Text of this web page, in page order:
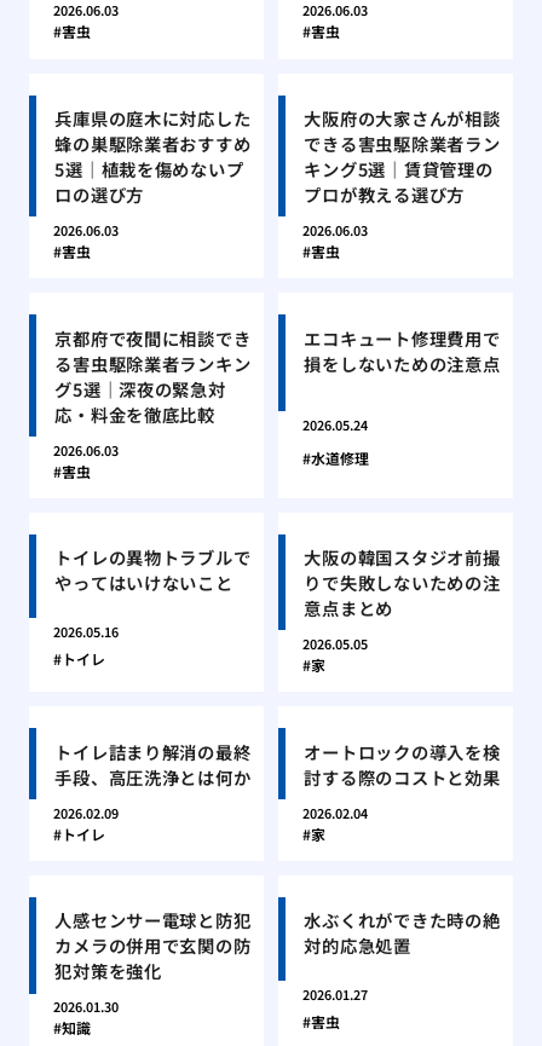
2026.06.03
害虫
2026.06.03
害虫
兵庫県の庭木に対応した
蜂の巣駆除業者おすすめ
5選｜植栽を傷めないプ
ロの選び方
2026.06.03
害虫
大阪府の大家さんが相談
できる害虫駆除業者ラン
キング5選｜賃貸管理の
プロが教える選び方
2026.06.03
害虫
京都府で夜間に相談でき
る害虫駆除業者ランキン
グ5選｜深夜の緊急対
応・料金を徹底比較
2026.06.03
害虫
エコキュート修理費用で
損をしないための注意点
2026.05.24
水道修理
トイレの異物トラブルで
やってはいけないこと
2026.05.16
トイレ
大阪の韓国スタジオ前撮
りで失敗しないための注
意点まとめ
2026.05.05
家
トイレ詰まり解消の最終
手段、高圧洗浄とは何か
2026.02.09
トイレ
オートロックの導入を検
討する際のコストと効果
2026.02.04
家
人感センサー電球と防犯
カメラの併用で玄関の防
犯対策を強化
2026.01.30
知識
水ぶくれができた時の絶
対的応急処置
2026.01.27
害虫